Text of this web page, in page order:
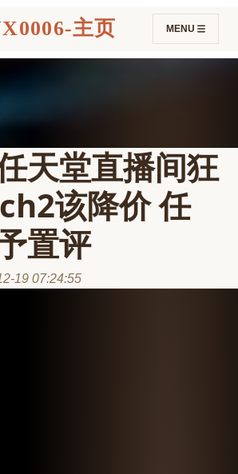
主页 MENU
天堂直播间狂
该降价 任
置评
19 07:24:55